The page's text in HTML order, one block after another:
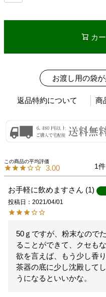
カ
お渡し用の袋
返品特約について 商
3.00 1
お手軽に飲めます 1
投稿日
2021/04/01
50ｇですが、粉末なので
ることができて、クセも
欲を言えば、もう少し香
茶器の底に少し沈殿して
うになるといいかな。